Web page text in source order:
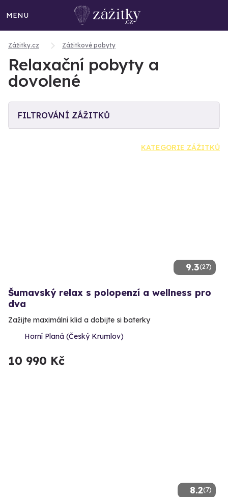
MENU
Zážitky.cz Zážitkové pobyty
Relaxační pobyty a
dovolené
FILTROVÁNÍ ZÁŽITKŮ
KATEGORIE ZÁŽITKŮ
9.3(27)
Šumavský relax s polopenzí a wellness pro
dva
Zažijte maximální klid a dobijte si baterky
Horní Planá (Český Krumlov)
10 990 Kč
8.2(7)